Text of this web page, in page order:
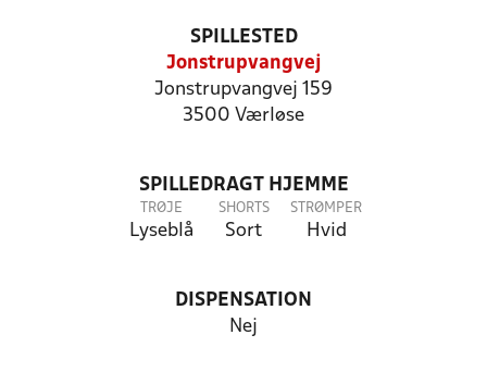
SPILLESTED
Jonstrupvangvej
Jonstrupvangvej 159
3500 Værløse
SPILLEDRAGT HJEMME
TRØJE
Lyseblå
SHORTS
Sort
STRØMPER
Hvid
DISPENSATION
Nej